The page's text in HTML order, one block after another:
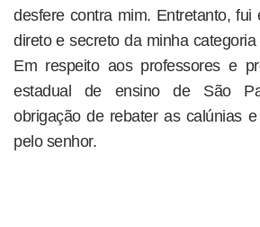
desfere contra mim. Entretanto, fui
direto e secreto da minha
Em respeito aos professores e
estadual de ensino de São
obrigação de rebater as calúnias
pelo senhor.